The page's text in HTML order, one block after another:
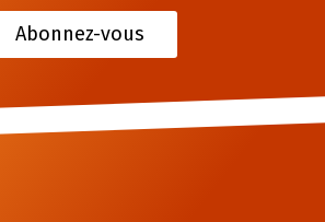
Abonnez-vous